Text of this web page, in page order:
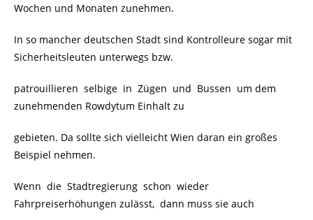
Wochen und Monaten zunehmen.
In so mancher deutschen Stadt sind Kontrolleure sogar mit
Sicherheitsleuten unterwegs bzw.
patrouillieren selbige in Zügen und Bussen um dem
zunehmenden Rowdytum Einhalt zu
gebieten. Da sollte sich vielleicht Wien daran ein großes
Beispiel nehmen.
Wenn die Stadtregierung schon wieder
Fahrpreiserhöhungen zulässt, dann muss sie auch